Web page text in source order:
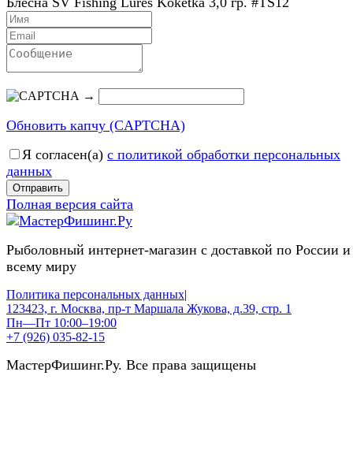
→
Обновить капчу (CAPTCHA)
Я согласен(a) с политикой обработки персональных
данных
Отправить
Полная версия сайта
Рыболовный интернет-магазин с доставкой по России и
всему миру
Политика персональных данных|
123423, г. Москва, пр-т Маршала Жукова, д.39, стр. 1
Пн—Пт 10:00–19:00
+7 (926) 035-82-15
МастерФишинг.Ру. Все права защищены